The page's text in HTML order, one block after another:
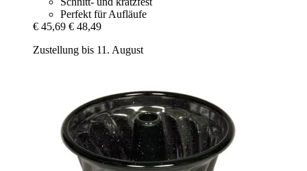
Perfekt für Aufläufe
€ 45,69 € 48,49
Zustellung bis 11. August